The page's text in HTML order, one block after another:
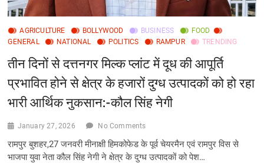
वासियों
को
गणतंत्र
दिवस
हार्दिक
शुभकामनाएं
AGRICULTURE BOLLYWOOD BUSINESS
FOOD
GENERAL
NATIONAL POLITICS RAMPUR TRENDING
तीन दिनों से दत्तनगर मिल्क प्लांट में दूध की आपूर्ति
प्रभावित होने से क्षेत्र के हजारों दुग्ध उत्पादकों को हो रहा
भारी आर्थिक नुकसान:-कौल सिंह नेगी
January 27, 2026 No Comments
रामपुर बुशहर,27 जनवरी मीनाक्षी हिमकोफेड के पूर्व चेयरमैन एवं रामपुर विस से
भाजपा युवा नेता कौल सिंह नेगी ने क्षेत्र के दुग्ध उत्पादकों को पेश…